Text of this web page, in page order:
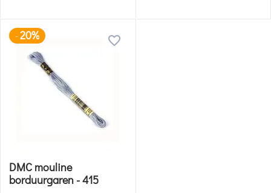
-20%
DMC mouline
borduurgaren - 415